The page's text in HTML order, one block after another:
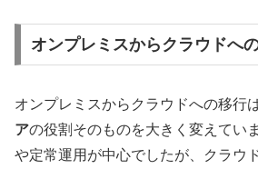
オンプレミスからクラウドへ
オンプレミスからクラウドへの移行は
アの役割そのものを大きく変えてい
や定常運用が中心でしたが、クラウ